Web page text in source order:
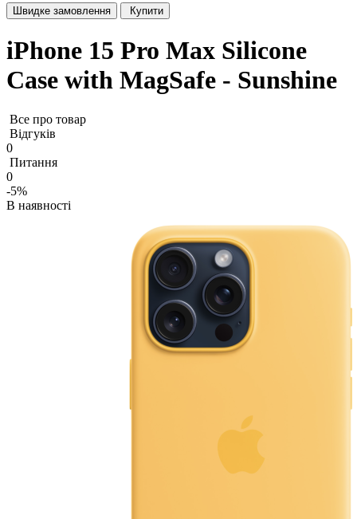
Швидке замовлення Купити
iPhone 15 Pro Max Silicone
Case with MagSafe - Sunshine
Все про товар
Відгуків
0
Питання
0
-5%
В наявності